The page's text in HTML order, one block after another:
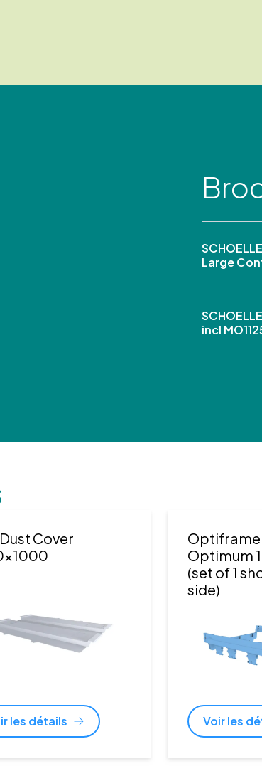
Large
incl
Cover
les détails
Optiframe
Optimum
(set of 1
side)
Voir les